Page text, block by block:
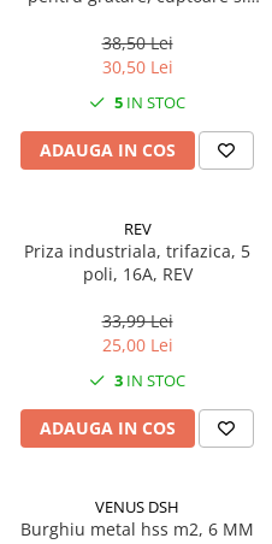
Professional
38,50 Lei
30,50 Lei
5 IN STOC
ADAUGA IN COS
REV
Priza industriala, trifazica, 5
poli, 16A, REV
33,99 Lei
25,00 Lei
3 IN STOC
ADAUGA IN COS
VENUS DSH
Burghiu metal hss m2, 6 MM